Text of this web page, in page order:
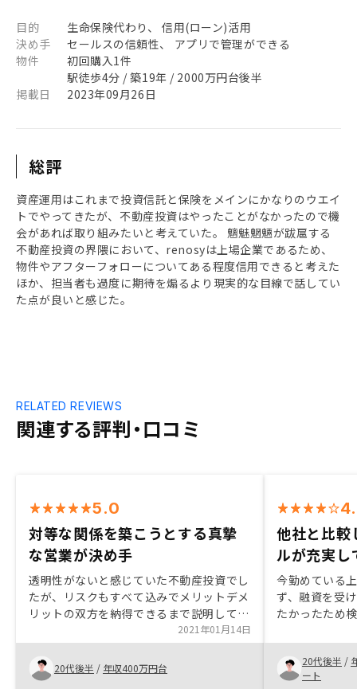
目的
生命保険代わり、 信用(ローン)活用
決め手
セールスの信頼性、 アプリで管理ができる
物件
初回購入1件
駅徒歩4分 / 築19年 / 2000万円台後半
掲載日
2023年09月26日
総評
資産運用はこれまで投資信託と保険をメインにかなりのウエイ
トでやってきたが、不動産投資はやったことがなかったので機
会があれば取り組みたいと考えていた。 魑魅魍魎が跋扈する
不動産投資の界隈において、renosyは上場企業であるため、
物件やアフターフォローについてある程度信用できると考えた
ほか、担当者も過度に期待を煽るより現実的な目線で話してい
た点が良いと感じた。
関連する評判・口コミ
RELATED REVIEWS
5.0
対等な関係を築こうとする真摯
な営業が決め手
透明性がないと感じていた不動産投資でし
たが、リスクもすべて込みでメリットデメ
リットの双方を納得できるまで説明して頂
けた点がよかったです。 十分に許容でき
るリスク範囲だったことと、対等に関係を
築こうとされるセールスの方の真摯な営業
が購入の決め手となりました。
2021年01月14日
20代後半 / 年収400万円台
他社と比較
ルが充実し
今勤めている
ず、融資を受
たかったため
ーションも分
利だったため
20代後半 /
ート